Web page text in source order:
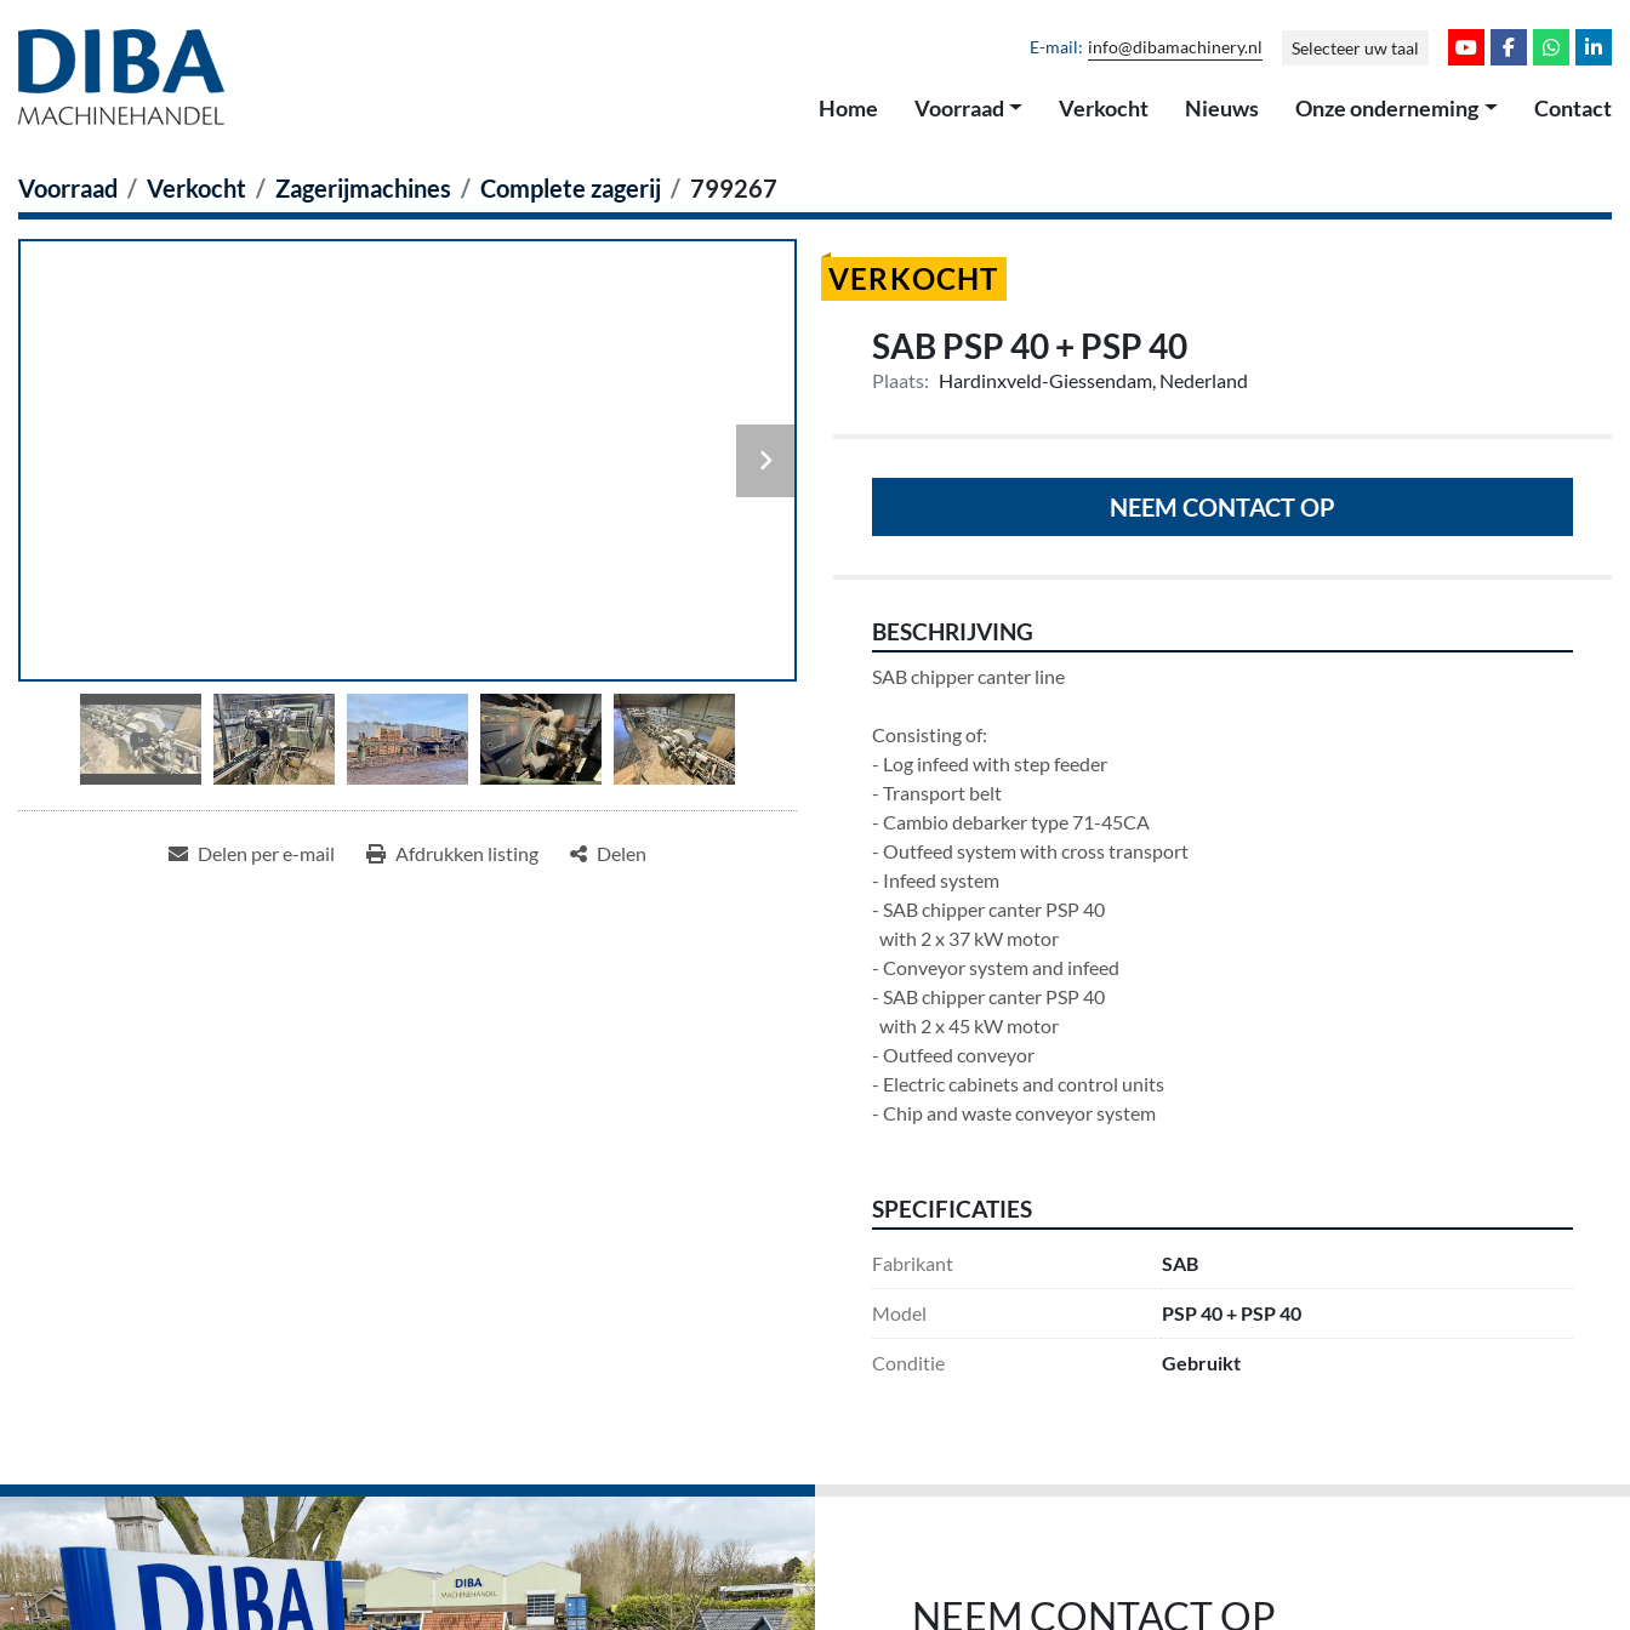
E-mail: info@dibamachinery.nl Selecteer uw taal
youtubefacebook
Home Voorraad Verkocht Nieuws Onze onderneming Contact
Voorraad Verkocht Zagerijmachines Complete zagerij 799267
Delen per e-mail Afdrukken listing Delen
VERKOCHT
SAB PSP 40 + PSP 40
Plaats: Hardinxveld-Giessendam, Nederland
NEEM CONTACT OP
BESCHRIJVING
SAB chipper canter line
Consisting of:
- Log infeed with step feeder
- Transport belt
- Cambio debarker type 71-45CA
- Outfeed system with cross transport
- Infeed system
- SAB chipper canter PSP 40
  with 2 x 37 kW motor
- Conveyor system and infeed
- SAB chipper canter PSP 40
  with 2 x 45 kW motor
- Outfeed conveyor
- Electric cabinets and control units
- Chip and waste conveyor system
SPECIFICATIES
Fabrikant SAB
Model PSP 40 + PSP 40
Conditie Gebruikt
NEEM CONTACT OP